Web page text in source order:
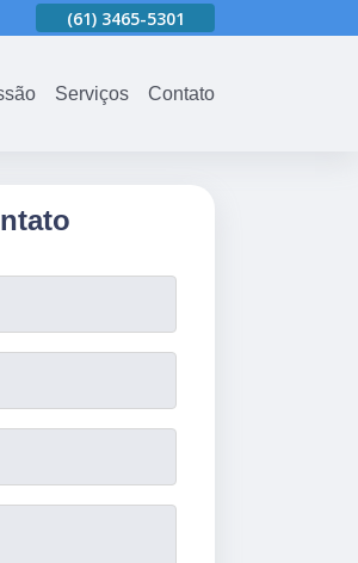
(61) 3465-5301
Serviços Contato